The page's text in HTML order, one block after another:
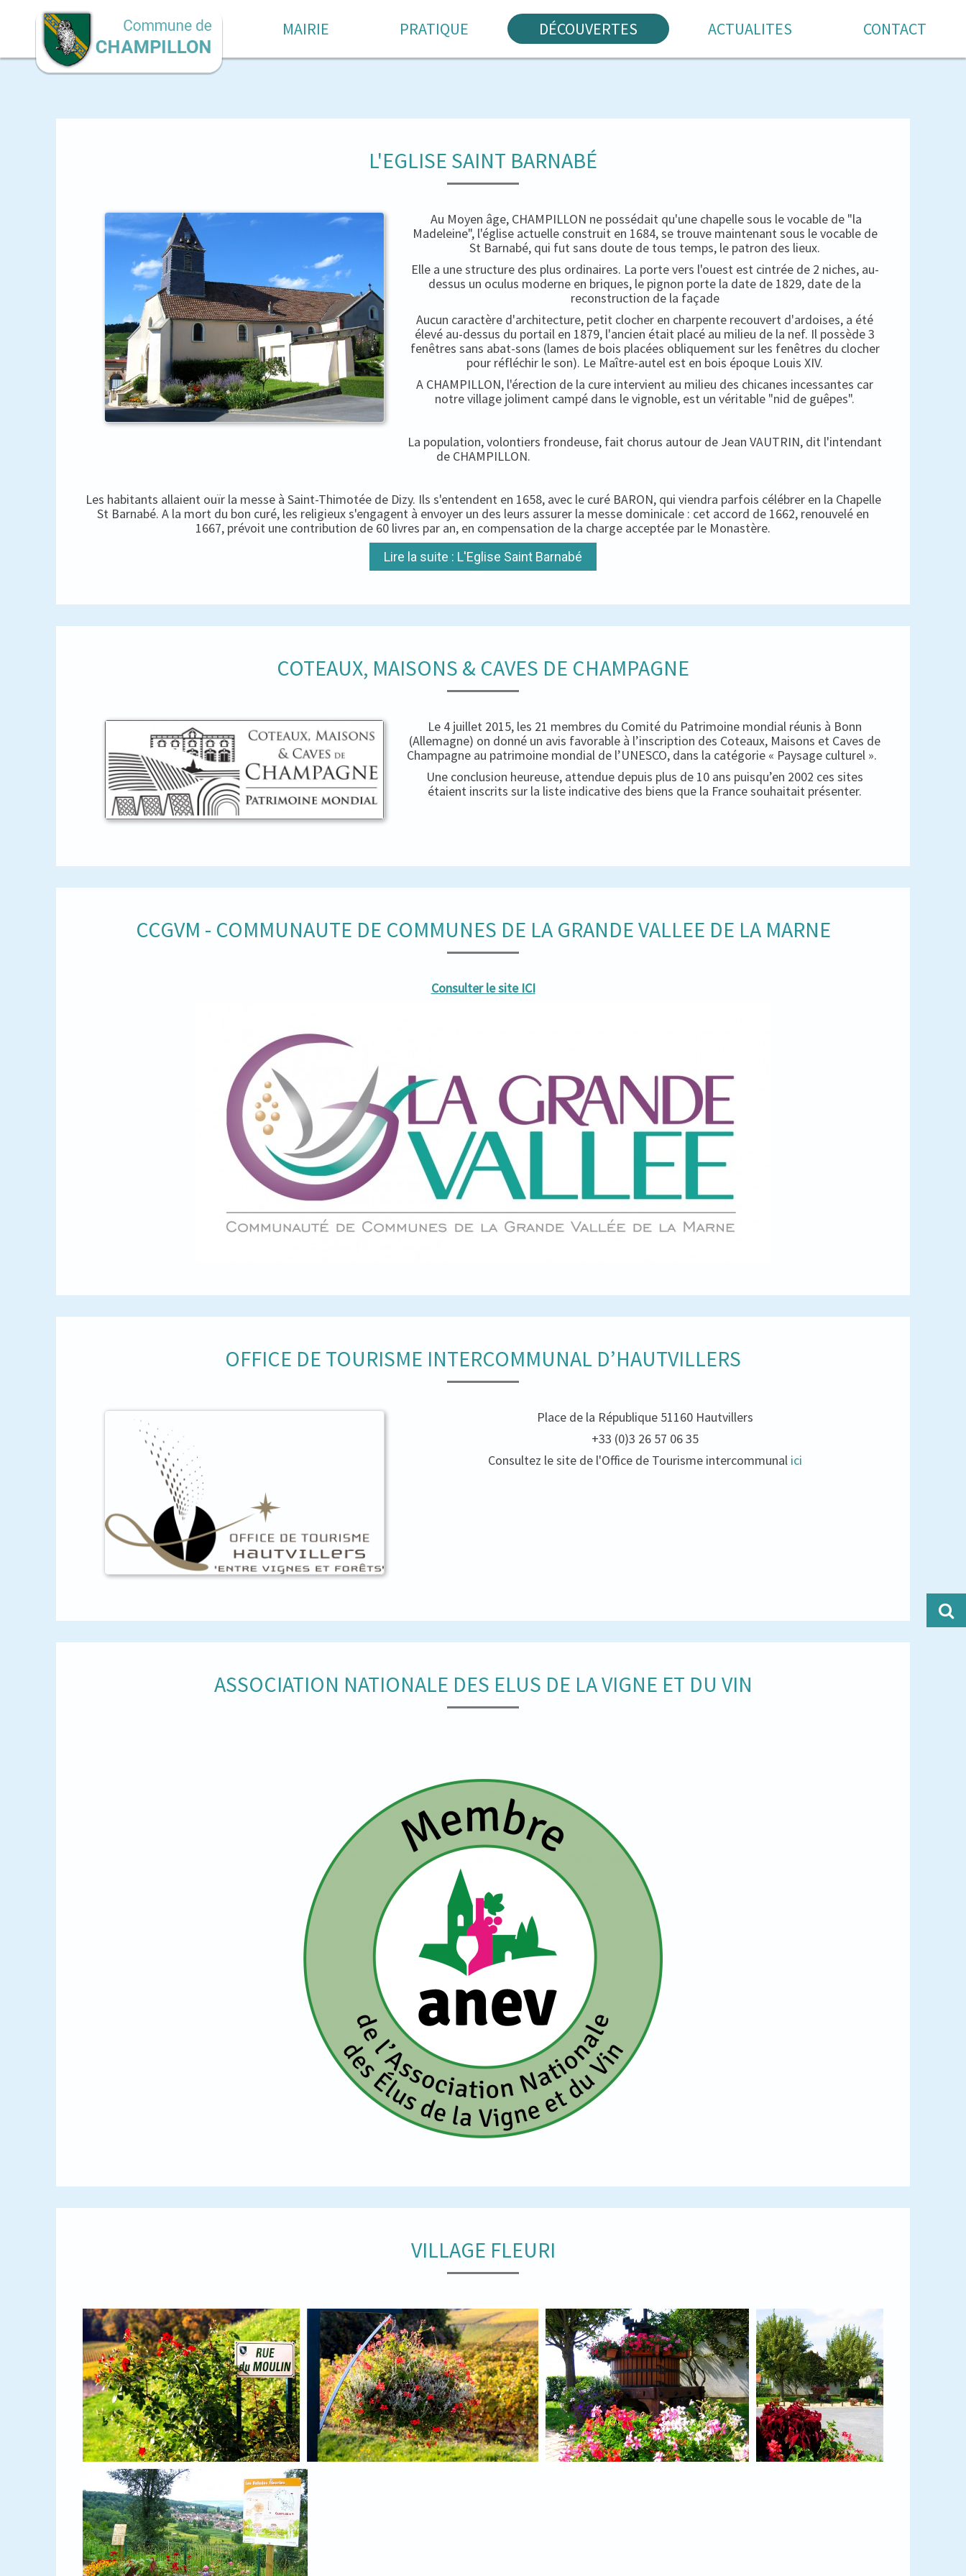
MAIRIE PRATIQUE DÉCOUVERTES ACTUALITES CONTACT
L'EGLISE SAINT BARNABÉ
Au Moyen âge, CHAMPILLON ne possédait qu'une chapelle sous le vocable de "la
Madeleine", l'église actuelle construit en 1684, se trouve maintenant sous le vocable de
St Barnabé, qui fut sans doute de tous temps, le patron des lieux.
Elle a une structure des plus ordinaires. La porte vers l'ouest est cintrée de 2 niches, au-
dessus un oculus moderne en briques, le pignon porte la date de 1829, date de la
reconstruction de la façade
Aucun caractère d'architecture, petit clocher en charpente recouvert d'ardoises, a été
élevé au-dessus du portail en 1879, l'ancien était placé au milieu de la nef. Il possède 3
fenêtres sans abat-sons (lames de bois placées obliquement sur les fenêtres du clocher
pour réfléchir le son). Le Maître-autel est en bois époque Louis XIV.
A CHAMPILLON, l'érection de la cure intervient au milieu des chicanes incessantes car
notre village joliment campé dans le vignoble, est un véritable "nid de guêpes".
La population, volontiers frondeuse, fait chorus autour de Jean VAUTRIN, dit l'intendant
de CHAMPILLON.
Les habitants allaient ouïr la messe à Saint-Thimotée de Dizy. Ils s'entendent en 1658, avec le curé BARON, qui viendra parfois célébrer en la Chapelle
St Barnabé. A la mort du bon curé, les religieux s'engagent à envoyer un des leurs assurer la messe dominicale : cet accord de 1662, renouvelé en
1667, prévoit une contribution de 60 livres par an, en compensation de la charge acceptée par le Monastère.
Lire la suite : L'Eglise Saint Barnabé
COTEAUX, MAISONS & CAVES DE CHAMPAGNE
Le 4 juillet 2015, les 21 membres du Comité du Patrimoine mondial réunis à Bonn
(Allemagne) on donné un avis favorable à l’inscription des Coteaux, Maisons et Caves de
Champagne au patrimoine mondial de l’UNESCO, dans la catégorie « Paysage culturel ».
Une conclusion heureuse, attendue depuis plus de 10 ans puisqu’en 2002 ces sites
étaient inscrits sur la liste indicative des biens que la France souhaitait présenter.
CCGVM - COMMUNAUTE DE COMMUNES DE LA GRANDE VALLEE DE LA MARNE
Consulter le site ICI
OFFICE DE TOURISME INTERCOMMUNAL D’HAUTVILLERS
Place de la République 51160 Hautvillers
+33 (0)3 26 57 06 35
Consultez le site de l'Office de Tourisme intercommunal ici
ASSOCIATION NATIONALE DES ELUS DE LA VIGNE ET DU VIN
VILLAGE FLEURI